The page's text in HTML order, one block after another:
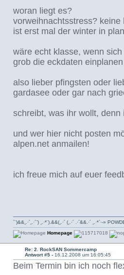
woran liegt es?
vorweihnachtsstress?
ist erst mal der winter in
wäre echt klasse, wenn
grob die eckdaten
also lieber pfingsten oder
gardasee oder gar nach
schreibt, was ihr wollt,
und wer hier nicht posten
alpen.net anmailen!
ich freue mich auf euer
´¨)&&¸.·´¸.·´¨) ¸.·*¨).&&(¸.·´ (¸.·´ .·´&&.·´ ¸.·*`·-»
Homepage
Re: 2. RockSAN Sommercamp
Antwort #5 - 16.12.2008 um 16:05:45
Beim Termin bin ich noch